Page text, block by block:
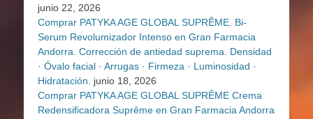
junio 22, 2026
Comprar PATYKA AGE GLOBAL SUPRÊME. Bi-
Serum Revolumizador Intenso en Gran Farmacia
Andorra. Corrección de antiedad suprema. Densidad
· Óvalo facial · Arrugas · Firmeza · Luminosidad ·
Hidratación.
junio 18, 2026
Comprar PATYKA AGE GLOBAL SUPRÊME Crema
Redensificadora Suprême en Gran Farmacia Andorra